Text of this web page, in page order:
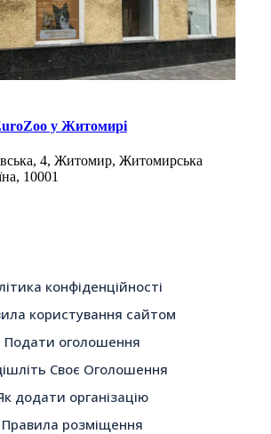
у Житомирі
4, Житомир, Житомирська
10001
конфіденційності
користування сайтом
Подати оголошення
Своє Оголошення
додати організацію
Правила розміщення